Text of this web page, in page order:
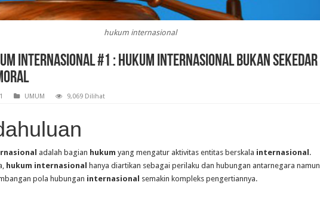
hukum internasional
Internasional #1 : Hukum Internasional bukan sekedar
UMUM 9,069 Dilihat
adalah bagian hukum yang mengatur aktivitas entitas berskala internasional .
hukum internasional
hanya diartikan sebagai perilaku dan hubungan antarnegara namun
pola hubungan internasional semakin kompleks pengertiannya.